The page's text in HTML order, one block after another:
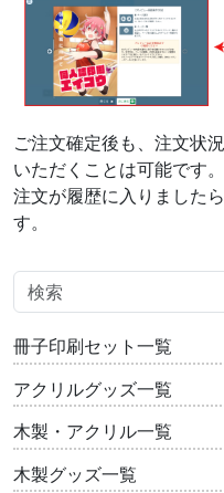
ご注文確定後も、注文状
いただくことは可能です。
注文が履歴に入りました
す。
冊子印刷セット一覧
アクリルグッズ一覧
木製・アクリル一覧
木製グッズ一覧